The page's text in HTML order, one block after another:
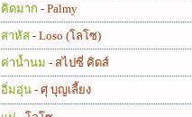
คิดมาก - Palmy
สาหัส - Loso (โลโซ)
ค่าน้ำนม - สไปซี่ คิดส์
อิ่มอุ่น - ศุ บุญเลี้ยง